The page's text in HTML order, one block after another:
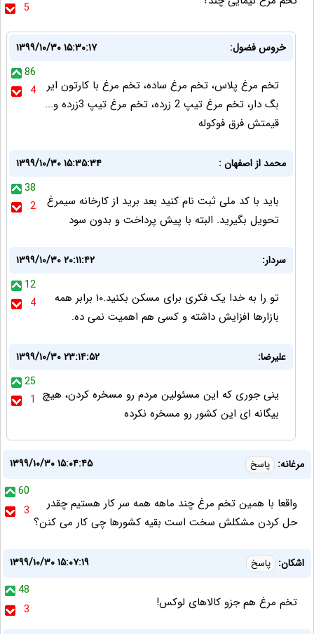
5
خروس فضول:
۱۳۹۹/۱۰/۳۰ ۱۵:۳۰:۱۷
86
4
تخم مرغ پلاس، تخم مرغ ساده، تخم مرغ با کارتون ایر
بگ دار، تخم مرغ تیپ 2 زرده، تخم مرغ تیپ 3زرده و...
قیمتش فرق فوکوله
محمد از اصفهان :
۱۳۹۹/۱۰/۳۰ ۱۵:۳۵:۳۴
38
2
باید با کد ملی ثبت نام کنید بعد برید از کارخانه سیمرغ
تحویل بگیرید. البته با پیش پرداخت و بدون سود
سردار:
۱۳۹۹/۱۰/۳۰ ۲۰:۱۱:۴۲
12
4
تو را به خدا یک فکری برای مسکن بکنید.۱۰ برابر همه
بازارها افزایش داشته و کسی هم اهمیت نمی ده.
علیرضا:
۱۳۹۹/۱۰/۳۰ ۲۳:۱۴:۵۲
25
1 ینی جوری که این مسئولین مردم رو مسخره کردن، هیچ
بیگانه ای این کشور رو مسخره نکرده
مرغانه: پاسخ
۱۳۹۹/۱۰/۳۰ ۱۵:۰۴:۴۵
60
3
واقعا با همین تخم مرغ چند ماهه همه سر کار هستیم چقدر
حل کردن مشکلش سخت است بقیه کشورها چی کار می کنن؟
اشکان: پاسخ
۱۳۹۹/۱۰/۳۰ ۱۵:۰۷:۱۹
48
3
تخم مرغ هم جزو کالاهای لوکس!